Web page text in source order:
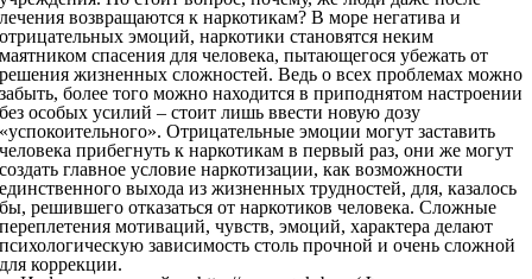
возвращаются к наркотикам? В море негатива и
эмоций, наркотики становятся неким
спасения для человека, пытающегося убежать от
жизненных сложностей. Ведь о всех проблемах можно
более того можно находится в приподнятом настроении
особых усилий – стоит лишь ввести новую дозу
Отрицательные эмоции могут заставить
прибегнуть к наркотикам в первый раз, они же могут
главное условие наркотизации, как возможности
выхода из жизненных трудностей, для, казалось
решившего отказаться от наркотиков человека. Сложные
мотиваций, чувств, эмоций, характера делают
зависимость столь прочной и очень сложной
коррекции.